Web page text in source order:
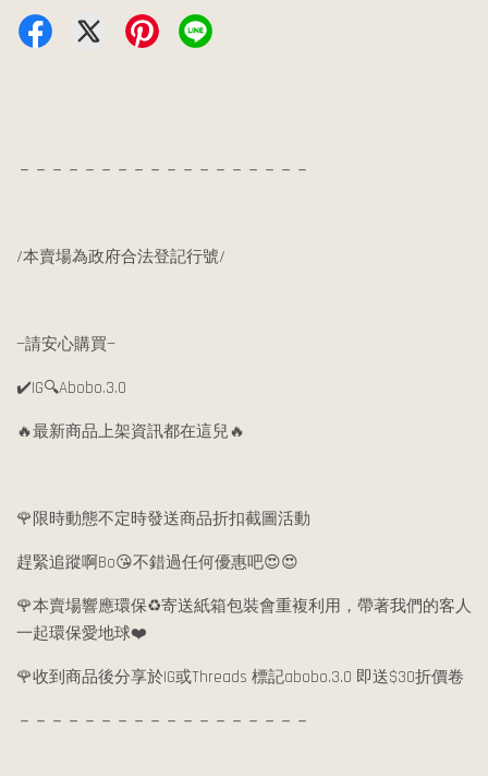
－－－－－－－－－－－－－－－－－－
/本賣場為政府合法登記行號/
—請安心購買—
✔️IG🔍Abobo.3.0
🔥最新商品上架資訊都在這兒🔥
🌹限時動態不定時發送商品折扣截圖活動
趕緊追蹤啊Bo😘不錯過任何優惠吧😍😍
🌹本賣場響應環保♻️寄送紙箱包裝會重複利用，帶著我們的客人
一起環保愛地球❤️
🌹收到商品後分享於IG或Threads 標記abobo.3.0 即送$30折價卷
－－－－－－－－－－－－－－－－－－